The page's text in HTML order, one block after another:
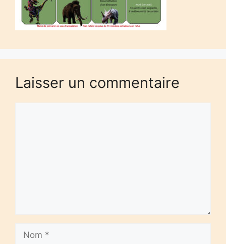
Laisser un commentaire